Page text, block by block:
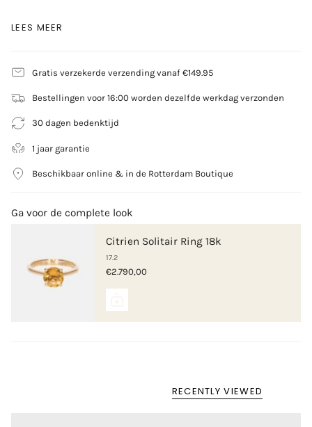
OD's tip: Mix en match met meerdere geboortesteen ringen voor
Metaal
14 karaat geelgoud
Citrien, 2mm Briljant rond geslepen
LEES MEER
Gratis verzekerde verzending vanaf €149.95
Bestellingen voor 16:00 worden dezelfde werkdag verzonden
30 dagen bedenktijd
1 jaar garantie
Beschikbaar online & in de Rotterdam Boutique
Ga voor de complete look
Citrien Solitair Ring 18k
17.2
€2.790,00
RECENTLY VIEWED